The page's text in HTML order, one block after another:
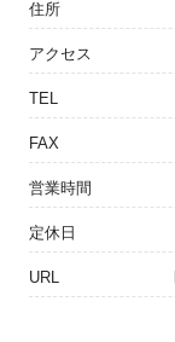
住所
アクセス
TEL
FAX
営業時間
定休日
URL